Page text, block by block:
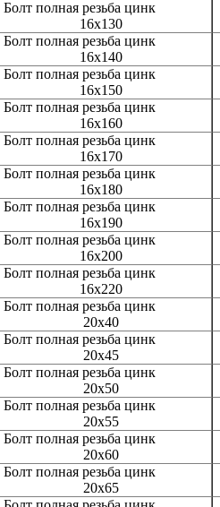
Болт полная резьба цинк
16x130
Болт полная резьба цинк
16x140
Болт полная резьба цинк
16x150
Болт полная резьба цинк
16x160
Болт полная резьба цинк
16x170
Болт полная резьба цинк
16x180
Болт полная резьба цинк
16x190
Болт полная резьба цинк
16x200
Болт полная резьба цинк
16x220
Болт полная резьба цинк
20x40
Болт полная резьба цинк
20x45
Болт полная резьба цинк
20x50
Болт полная резьба цинк
20x55
Болт полная резьба цинк
20x60
Болт полная резьба цинк
20x65